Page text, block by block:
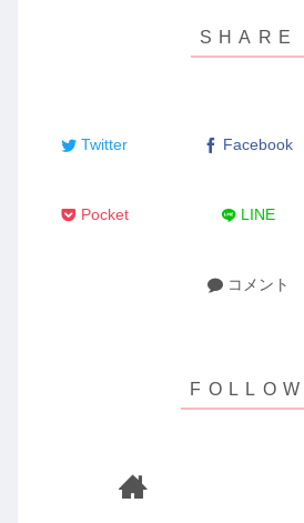
Twitter Facebook
Pocket LINE
コメント